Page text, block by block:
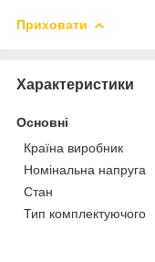
Приховати
Характеристики
Основні
Країна виробник
Номінальна напруга
Стан
Тип комплектуючого